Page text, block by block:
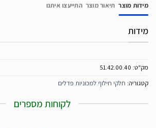
מידות מוצר תיאור מוצר התייעצו איתנו
מידות
מק"ט: 51.42.00.40
קטגוריה: חלקי חילוף למכוניות פדלים
לקוחות מספרים